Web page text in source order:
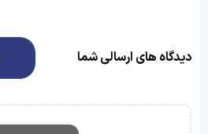
دیدگاه های ارسالی شما